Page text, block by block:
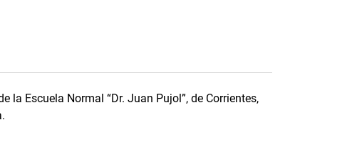
la Escuela Normal “Dr. Juan Pujol”, de Corrientes,